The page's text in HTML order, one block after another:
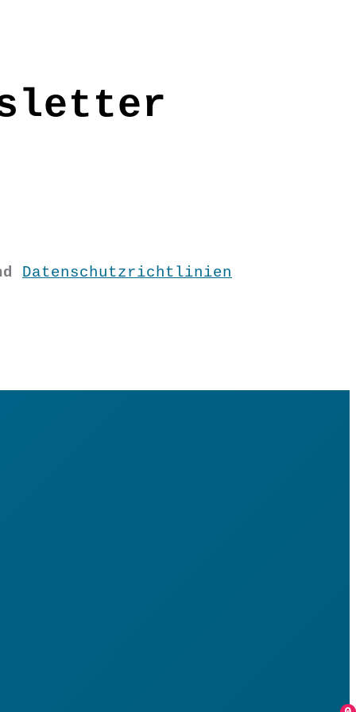
Datenschutzrichtlinien